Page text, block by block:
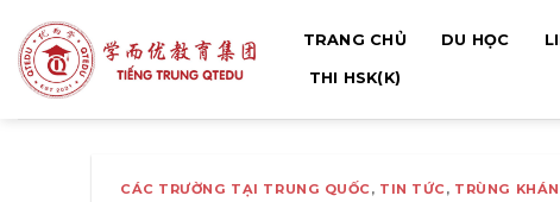
qua
nội
dung
TRANG CHỦ DU HỌC
THI HSK(K)
CÁC TRƯỜNG TẠI TRUNG QUỐC, TIN TỨC, TRÙNG